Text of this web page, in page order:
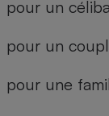
pour un
pour un
pour une